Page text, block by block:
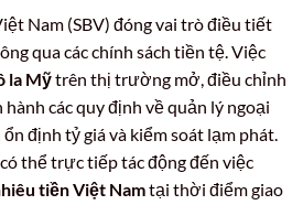
Nam (SBV) đóng vai trò điều tiết
qua các chính sách tiền tệ. Việc
la Mỹtrên thị trường mở, điều chỉnh
hành các quy định về quản lý ngoại
định tỷ giá và kiểm soát lạm phát.
thể trực tiếp tác động đến việc
tiền Việt Namtại thời điểm giao